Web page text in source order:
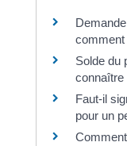
comment
Solde du
connaître
Faut-il
pour un